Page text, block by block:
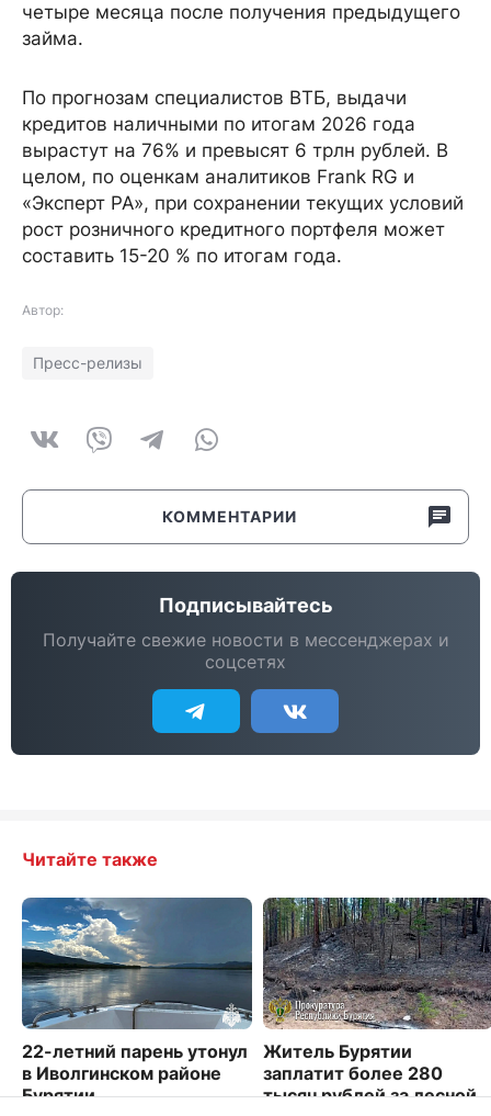
четыре месяца после получения предыдущего
займа.
По прогнозам специалистов ВТБ, выдачи
кредитов наличными по итогам 2026 года
вырастут на 76% и превысят 6 трлн рублей. В
целом, по оценкам аналитиков Frank RG и
«Эксперт РА», при сохранении текущих условий
рост розничного кредитного портфеля может
составить 15-20 % по итогам года.
Автор:
Пресс-релизы
КОММЕНТАРИИ
Подписывайтесь
Получайте свежие новости в мессенджерах и
соцсетях
Читайте также
22-летний парень утонул
в Иволгинском районе
Бурятии
Житель Бурятии
заплатит более 280
тысяч рублей за лесной